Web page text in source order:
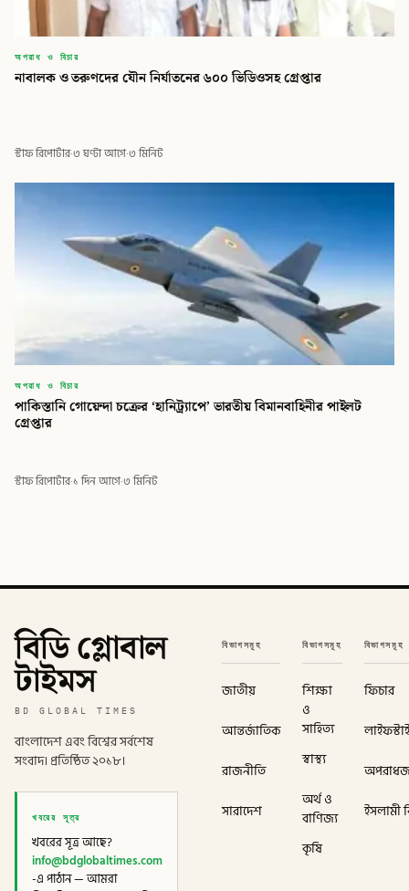
অপরাধ ও বিচার
নাবালক ও তরুণদের যৌন নির্যাতনের ৬০০ ভিডিওসহ গ্রেপ্তার
স্টাফ রিপোর্টার·৩ ঘণ্টা আগে·৩ মিনিট
অপরাধ ও বিচার
পাকিস্তানি গোয়েন্দা চক্রের ‘হানিট্র্যাপে’ ভারতীয় বিমানবাহিনীর পাইলট
গ্রেপ্তার
স্টাফ রিপোর্টার·১ দিন আগে·৩ মিনিট
বিডি গ্লোবাল
টাইমস
BD GLOBAL TIMES
বাংলাদেশ এবং বিশ্বের সর্বশেষ
সংবাদ। প্রতিষ্ঠিত ২০১৮।
খবরের সূত্র
খবরের সূত্র আছে?
info@bdglobaltimes.com
-এ পাঠান — আমরা
বিভাগসমূহ
জাতীয়
আন্তর্জাতিক
রাজনীতি
সারাদেশ
বিভাগসমূহ
শিক্ষা
ও
সাহিত্য
স্বাস্থ্য
অর্থ ও
বাণিজ্য
কৃষি
বিভাগসমূহ
ফিচার
ইসলামী